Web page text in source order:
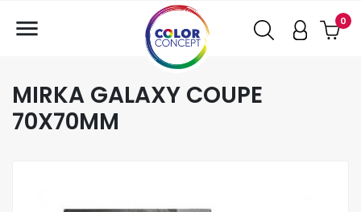
0

MIRKA GALAXY COUPE
70X70MM